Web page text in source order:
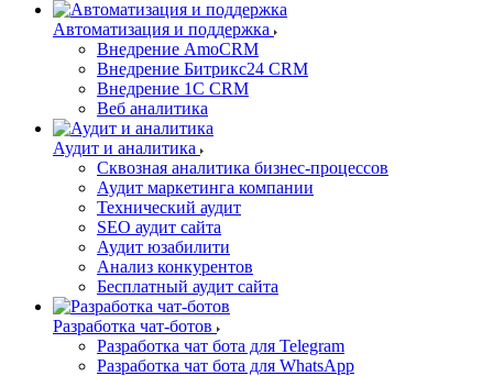
Автоматизация и поддержка
Внедрение AmoCRM
Внедрение Битрикс24 CRM
Внедрение 1C CRM
Веб аналитика
Аудит и аналитика
Сквозная аналитика бизнес-процессов
Аудит маркетинга компании
Технический аудит
SEO аудит сайта
Аудит юзабилити
Анализ конкурентов
Бесплатный аудит сайта
Разработка чат-ботов
Разработка чат бота для Telegram
Разработка чат бота для WhatsApp